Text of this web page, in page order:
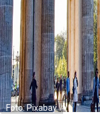
Foto: Pixabay